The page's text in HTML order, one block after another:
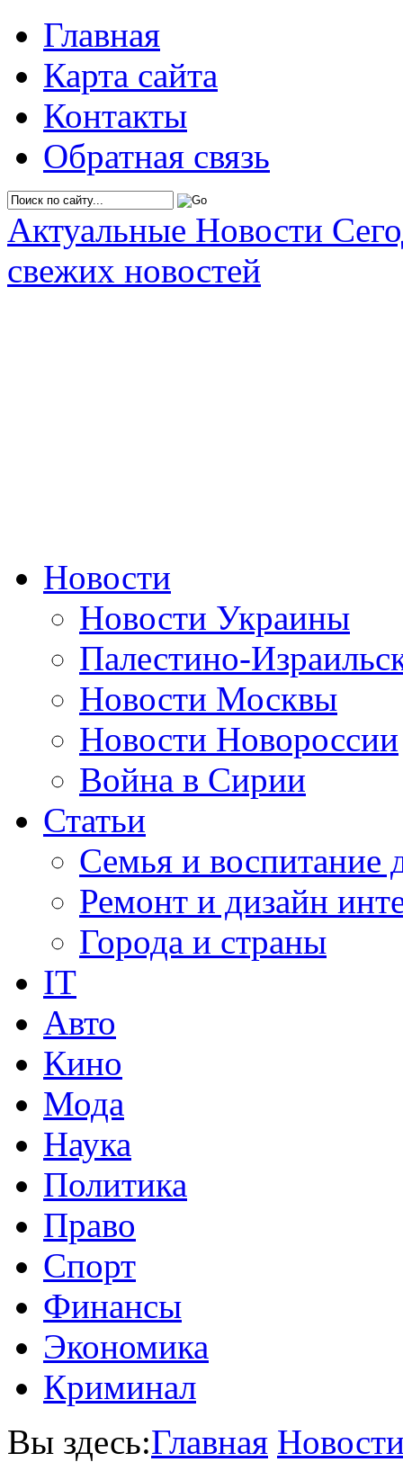
Главная
Карта сайта
Контакты
Обратная связь
Актуальные Новости
свежих новостей
Новости
Новости Украины
Палестино-
Новости Москвы
Новости Новороссии
Война в Сирии
Статьи
Семья и воспитание
Ремонт и дизайн
Города и страны
IT
Авто
Кино
Мода
Наука
Политика
Право
Спорт
Финансы
Экономика
Криминал
Вы здесь:Главная